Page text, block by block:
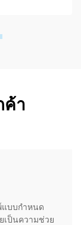
ค้า
แบบกำหนด
เป็นความช่วย